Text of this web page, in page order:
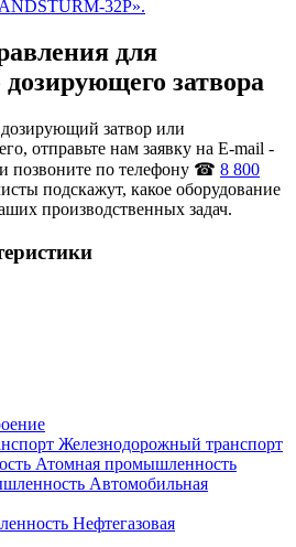
32Р».
для
дозирующего затвора
затвор или
отправьте нам заявку на E-mail -
позвоните по телефону ☎ 8 800
подскажут, какое оборудование
производственных задач.
Железнодорожный транспорт
Атомная промышленность
Автомобильная
Нефтегазовая